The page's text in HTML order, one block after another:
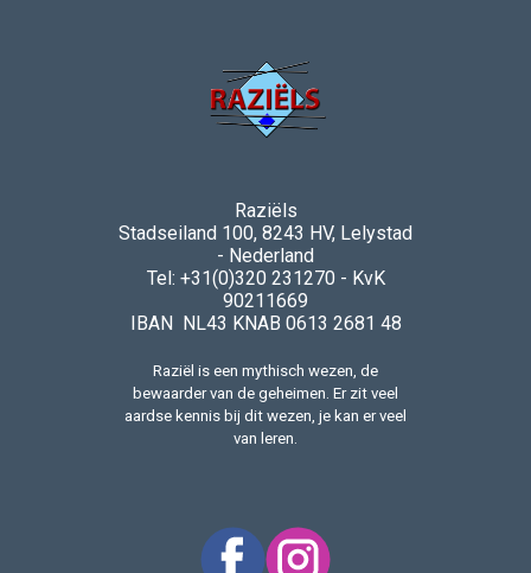
Raziëls
Stadseiland 100, 8243 HV, Lelystad
- Nederland
Tel: +31(0)320 231270 - KvK
90211669
IBAN NL43 KNAB 0613 2681 48
Raziël is een mythisch wezen, de
bewaarder van de geheimen. Er zit veel
aardse kennis bij dit wezen, je kan er veel
van leren.